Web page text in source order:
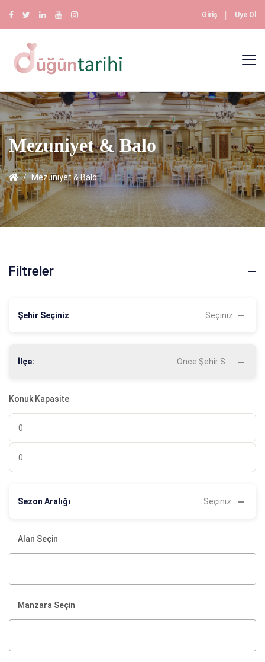
Giriş Üye Ol
Mezuniyet & Balo
Mezuniyet & Balo
Filtreler
Şehir Seçiniz Seçiniz
İlçe:
Konuk Kapasite
Sezon Aralığı Seçiniz.
Alan Seçin
Manzara Seçin